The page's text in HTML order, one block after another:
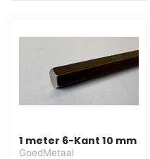
1 meter 6-Kant 10 mm
GoedMetaal